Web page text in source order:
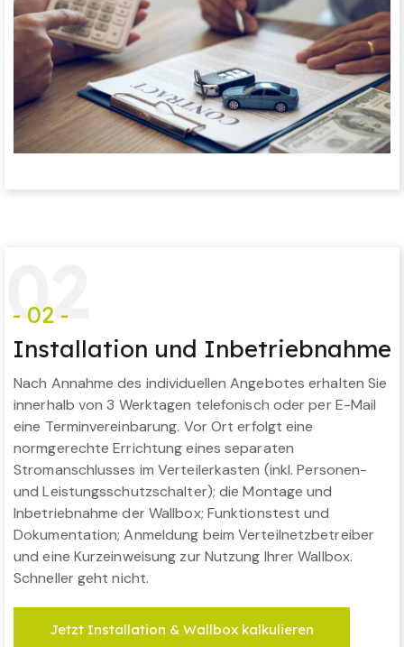
02
- 02 -
Installation und Inbetriebnahme
Nach Annahme des individuellen Angebotes erhalten Sie
innerhalb von 3 Werktagen telefonisch oder per E-Mail
eine Terminvereinbarung. Vor Ort erfolgt eine
normgerechte Errichtung eines separaten
Stromanschlusses im Verteilerkasten (inkl. Personen-
und Leistungsschutzschalter); die Montage und
Inbetriebnahme der Wallbox; Funktionstest und
Dokumentation; Anmeldung beim Verteilnetzbetreiber
und eine Kurzeinweisung zur Nutzung Ihrer Wallbox.
Schneller geht nicht.
Jetzt Installation & Wallbox kalkulieren